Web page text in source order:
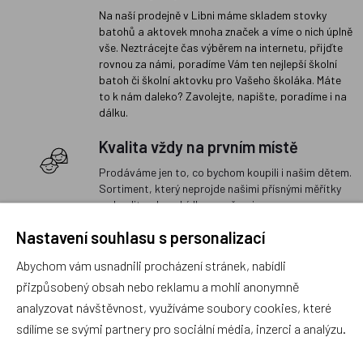
Na naší prodejně v Libni máme skladem stovky
batohů a aktovek mnoha značek a víme o nich úplně
vše. Neztrácejte čas výběrem na internetu, přijďte
rovnou za námi, poradíme Vám ten nejlepší školní
batoh či školní aktovku pro Vašeho školáka. Máte
to k nám daleko? Zavolejte, napište, poradíme i na
dálku.
Kvalita vždy na prvním místě
Prodáváme jen to, co bychom koupili i našim dětem.
Sortiment, který neprojde našimi přísnými měřítky
na kvalitu, do nabídky nezařazujeme.
Rychlé vyřízení reklamace i na dálku
Pokud to povaha vady umožňuje (zjevná
neopravitelnost výrobku), reklamaci vyřídíme i na
základě pouhého zaslání fotografií na náš email a
vyměníme zboží kus za kus. Vždy se snažíme šetřit
Váš čas a peníze. Můžeme si to dovolit, protože
Nastavení souhlasu s personalizací
Abychom vám usnadnili procházení stránek, nabídli
přizpůsobený obsah nebo reklamu a mohli anonymně
analyzovat návštěvnost, využíváme soubory cookies, které
sdílíme se svými partnery pro sociální média, inzerci a analýzu.